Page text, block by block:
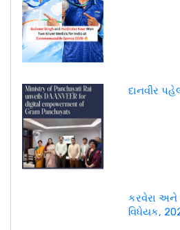
દાનવીર
કરવેરા અને
વિધેયક,